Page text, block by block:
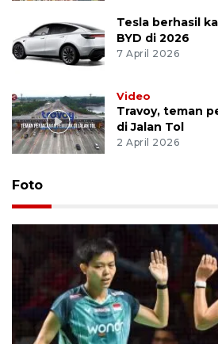
Tesla berhasil
BYD di 2026
7 April 2026
Video
Travoy, teman
di Jalan Tol
2 April 2026
Foto